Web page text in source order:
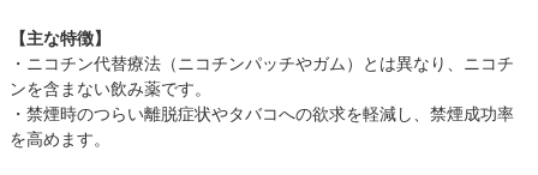
【主な特徴】
・ニコチン代替療法（ニコチンパッチやガム）とは異なり、ニコチ
ンを含まない飲み薬です。
・禁煙時のつらい離脱症状やタバコへの欲求を軽減し、禁煙成功率
を高めます。